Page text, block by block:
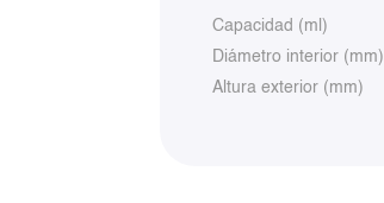
Capacidad (ml)
Diámetro interior (mm)
Altura exterior (mm)